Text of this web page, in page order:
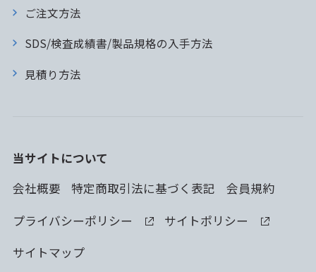
ご注文方法
SDS/検査成績書/製品規格の入手方法
見積り方法
当サイトについて
会社概要
特定商取引法に基づく表記
会員規約
プライバシーポリシー
サイトポリシー
サイトマップ